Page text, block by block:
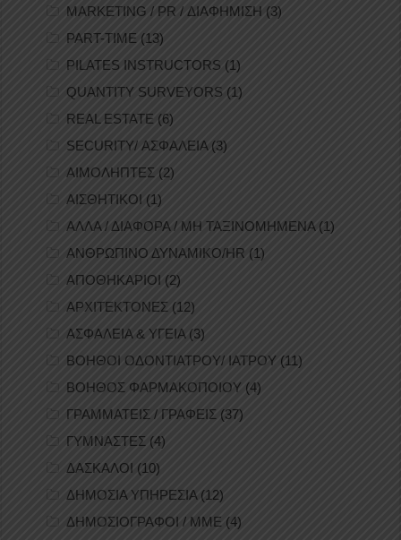
MARKETING / PR / ΔΙΑΦΗΜΙΣΗ (3)
PART-TIME (13)
PILATES INSTRUCTORS (1)
QUANTITY SURVEYORS (1)
REAL ESTATE (6)
SECURITY/ ΑΣΦΑΛΕΙΑ(3)
ΑΙΜΟΛΗΠΤΕΣ (2)
ΑΙΣΘΗΤΙΚΟΙ (1)
ΑΛΛΑ / ΔΙΑΦΟΡΑ / ΜΗ ΤΑΞΙΝΟΜΗΜΕΝΑ(1)
ΑΝΘΡΩΠΙΝΟ ΔΥΝΑΜΙΚΟ/HR (1)
ΑΠΟΘΗΚΑΡΙΟΙ (2)
ΑΡΧΙΤΕΚΤΟΝΕΣ (12)
ΑΣΦΑΛΕΙΑ & ΥΓΕΙΑ(3)
ΒΟΗΘΟΙ ΟΔΟΝΤΙΑΤΡΟΥ/ ΙΑΤΡΟΥ (11)
ΒΟΗΘΟΣ ΦΑΡΜΑΚΟΠΟΙΟΥ (4)
ΓΡΑΜΜΑΤΕΙΣ / ΓΡΑΦΕΙΣ (37)
ΓΥΜΝΑΣΤΕΣ (4)
ΔΑΣΚΑΛΟΙ (10)
ΔΗΜΟΣΙΑ ΥΠΗΡΕΣΙΑ(12)
ΔΗΜΟΣΙΟΓΡΑΦΟΙ / ΜΜΕ (4)